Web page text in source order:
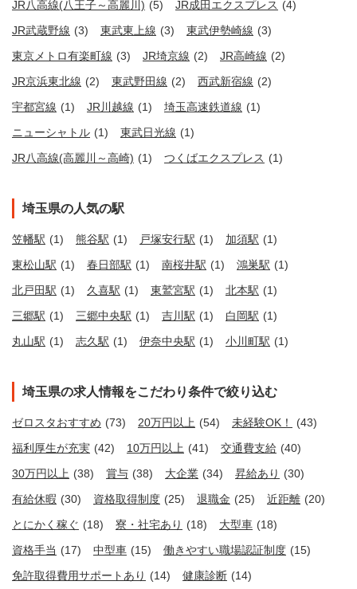
JR八高線(八王子～高麗川) (5) JR成田エクスプレス (4)
JR武蔵野線 (3) 東武東上線 (3) 東武伊勢崎線 (3)
東京メトロ有楽町線 (3) JR埼京線 (2) JR高崎線 (2)
JR京浜東北線 (2) 東武野田線 (2) 西武新宿線 (2)
宇都宮線 (1) JR川越線 (1) 埼玉高速鉄道線 (1)
ニューシャトル (1) 東武日光線 (1)
JR八高線(高麗川～高崎) (1) つくばエクスプレス (1)
埼玉県の人気の駅
笠幡駅 (1) 熊谷駅 (1) 戸塚安行駅 (1) 加須駅 (1)
東松山駅 (1) 春日部駅 (1) 南桜井駅 (1) 鴻巣駅 (1)
北戸田駅 (1) 久喜駅 (1) 東鷲宮駅 (1) 北本駅 (1)
三郷駅 (1) 三郷中央駅 (1) 吉川駅 (1) 白岡駅 (1)
丸山駅 (1) 志久駅 (1) 伊奈中央駅 (1) 小川町駅 (1)
埼玉県の求人情報をこだわり条件で絞り込む
ゼロスタおすすめ (73) 20万円以上 (54) 未経験OK！
(43)
福利厚生が充実 (42) 10万円以上 (41) 交通費支給 (40)
30万円以上 (38) 賞与 (38) 大企業 (34) 昇給あり (30)
有給休暇 (30) 資格取得制度 (25) 退職金 (25) 近距離 (20)
とにかく稼ぐ (18) 寮・社宅あり (18) 大型車 (18)
資格手当 (17) 中型車 (15) 働きやすい職場認証制度 (15)
免許取得費用サポートあり (14) 健康診断 (14)